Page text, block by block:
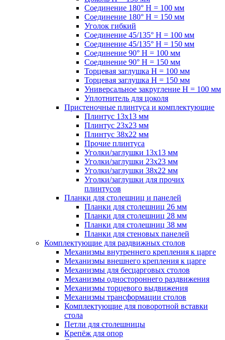
Соединение 180° H = 100 мм
Соединение 180° H = 150 мм
Уголок гибкий
Соединение 45/135° H = 100 мм
Соединение 45/135° H = 150 мм
Соединение 90° H = 100 мм
Соединение 90° H = 150 мм
Торцевая заглушка H = 100 мм
Торцевая заглушка H = 150 мм
Универсальное закругление H = 100 мм
Уплотнитель для цоколя
Пристеночные плинтуса и комплектующие
Плинтус 13х13 мм
Плинтус 23х23 мм
Плинтус 38х22 мм
Прочие плинтуса
Уголки/заглушки 13х13 мм
Уголки/заглушки 23х23 мм
Уголки/заглушки 38х22 мм
Уголки/заглушки для прочих
плинтусов
Планки для столешниц и панелей
Планки для столешниц 26 мм
Планки для столешниц 28 мм
Планки для столешниц 38 мм
Планки для стеновых панелей
Комплектующие для раздвижных столов
Механизмы внутреннего крепления к царге
Механизмы внешнего крепления к царге
Механизмы для бесцарговых столов
Механизмы одностороннего раздвижения
Механизмы торцевого выдвижения
Механизмы трансформации столов
Комплектующие для поворотной вставки
стола
Петли для столешницы
Крепёж для опор